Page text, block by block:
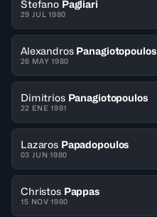
Stefano Pagliari
29 JUL 1980
Alexandros Panagiotopoulos
26 MAY 1980
Dimitrios Panagiotopoulos
22 ENE 1981
Lazaros Papadopoulos
03 JUN 1980
Christos Pappas
15 NOV 1980